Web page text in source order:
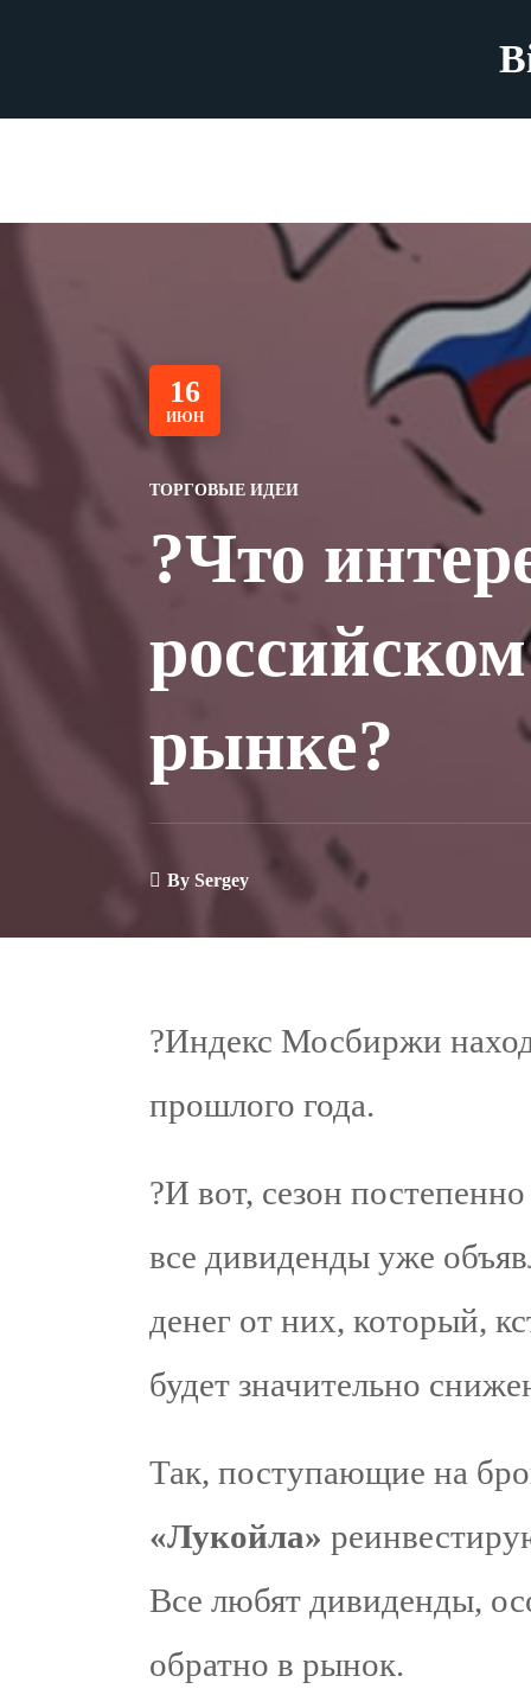
16
ИЮН
ТОРГОВЫЕ ИДЕИ
?Что
рынке?
By Sergey
?Индекс Мосбиржи
прошлого года.
?И вот, сезон
все дивиденды уже
денег от них, который,
будет значительно
Так, поступающие на
«Лукойла»
Все любят дивиденды,
обратно в рынок.